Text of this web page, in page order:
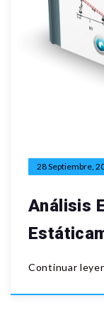
28 Septiembre,
Análisis
Continuar